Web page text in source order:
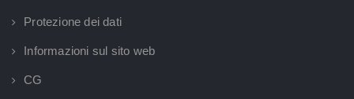
Protezione dei dati
Informazioni sul sito web
CG